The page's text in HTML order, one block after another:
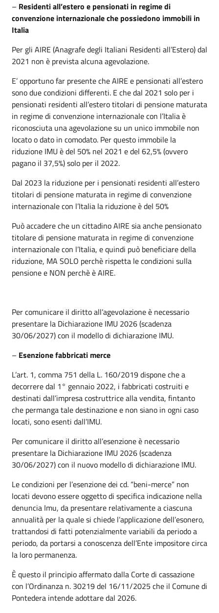
– Residenti all’estero e pensionati in regime di
convenzione internazionale che possiedono immobili in
Italia
Per gli AIRE (Anagrafe degli Italiani Residenti all’Estero) dal
2021 non è prevista alcuna agevolazione.
E’ opportuno far presente che AIRE e pensionati all’estero
sono due condizioni differenti. E che dal 2021 solo per i
pensionati residenti all’estero titolari di pensione maturata
in regime di convenzione internazionale con l’Italia è
riconosciuta una agevolazione su un unico immobile non
locato o dato in comodato. Per questo immobile la
riduzione IMU è del 50% nel 2021 e del 62,5% (ovvero
pagano il 37,5%) solo per il 2022.
Dal 2023 la riduzione per i pensionati residenti all’estero
titolari di pensione maturata in regime di convenzione
internazionale con l’Italia la riduzione è del 50%
Può accadere che un cittadino AIRE sia anche pensionato
titolare di pensione maturata in regime di convenzione
internazionale con l’Italia, e quindi può beneficiare della
riduzione, MA SOLO perchè rispetta le condizioni sulla
pensione e NON perchè è AIRE.
Per comunicare il diritto all’agevolazione è necessario
presentare la Dichiarazione IMU 2026 (scadenza
30/06/2027) con il modello di dichiarazione IMU.
– Esenzione fabbricati merce
L’art. 1, comma 751 della L. 160/2019 dispone che a
decorrere dal 1° gennaio 2022, i fabbricati costruiti e
destinati dall’impresa costruttrice alla vendita, fintanto
che permanga tale destinazione e non siano in ogni caso
locati, sono esenti dall’IMU.
Per comunicare il diritto all’esenzione è necessario
presentare la Dichiarazione IMU 2026 (scadenza
30/06/2027) con il nuovo modello di dichiarazione IMU.
Le condizioni per l’esenzione dei cd. “beni-merce” non
locati devono essere oggetto di specifica indicazione nella
denuncia Imu, da presentare relativamente a ciascuna
annualità per la quale si chiede l’applicazione dell’esonero,
trattandosi di fatti potenzialmente variabili da periodo a
periodo, da portarsi a conoscenza dell’Ente impositore circa
la loro permanenza.
È questo il principio affermato dalla Corte di cassazione
con l’Ordinanza n. 30219 del 16/11/2025 che il Comune di
Pontedera intende adottare dal 2026.